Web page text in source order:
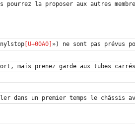
nylstop ») ne sont pas prévus